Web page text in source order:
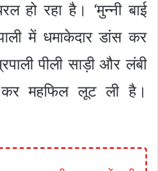
हो रहा है। ‘मुन्नी बाई
में धमाकेदार डांस कर
पीली साड़ी और लंबी
महफिल लूट ली है।